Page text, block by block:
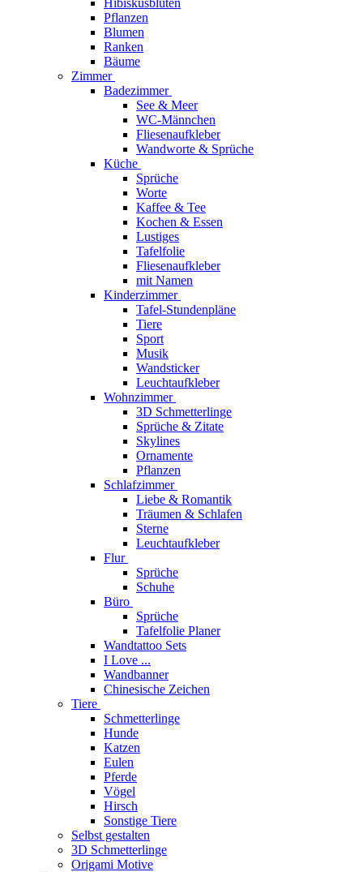
Hibiskusblüten
Pflanzen
Blumen
Ranken
Bäume
Zimmer
Badezimmer
See & Meer
WC-Männchen
Fliesenaufkleber
Wandworte & Sprüche
Küche
Sprüche
Worte
Kaffee & Tee
Kochen & Essen
Lustiges
Tafelfolie
Fliesenaufkleber
mit Namen
Kinderzimmer
Tafel-Stundenpläne
Tiere
Sport
Musik
Wandsticker
Leuchtaufkleber
Wohnzimmer
3D Schmetterlinge
Sprüche & Zitate
Skylines
Ornamente
Pflanzen
Schlafzimmer
Liebe & Romantik
Träumen & Schlafen
Sterne
Leuchtaufkleber
Flur
Sprüche
Schuhe
Büro
Sprüche
Tafelfolie Planer
Wandtattoo Sets
I Love ...
Wandbanner
Chinesische Zeichen
Tiere
Schmetterlinge
Hunde
Katzen
Eulen
Pferde
Vögel
Hirsch
Sonstige Tiere
Selbst gestalten
3D Schmetterlinge
Origami Motive